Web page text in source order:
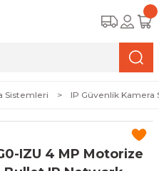
Sistemleri IP Güvenlik Kamera
IZU 4 MP Motorize